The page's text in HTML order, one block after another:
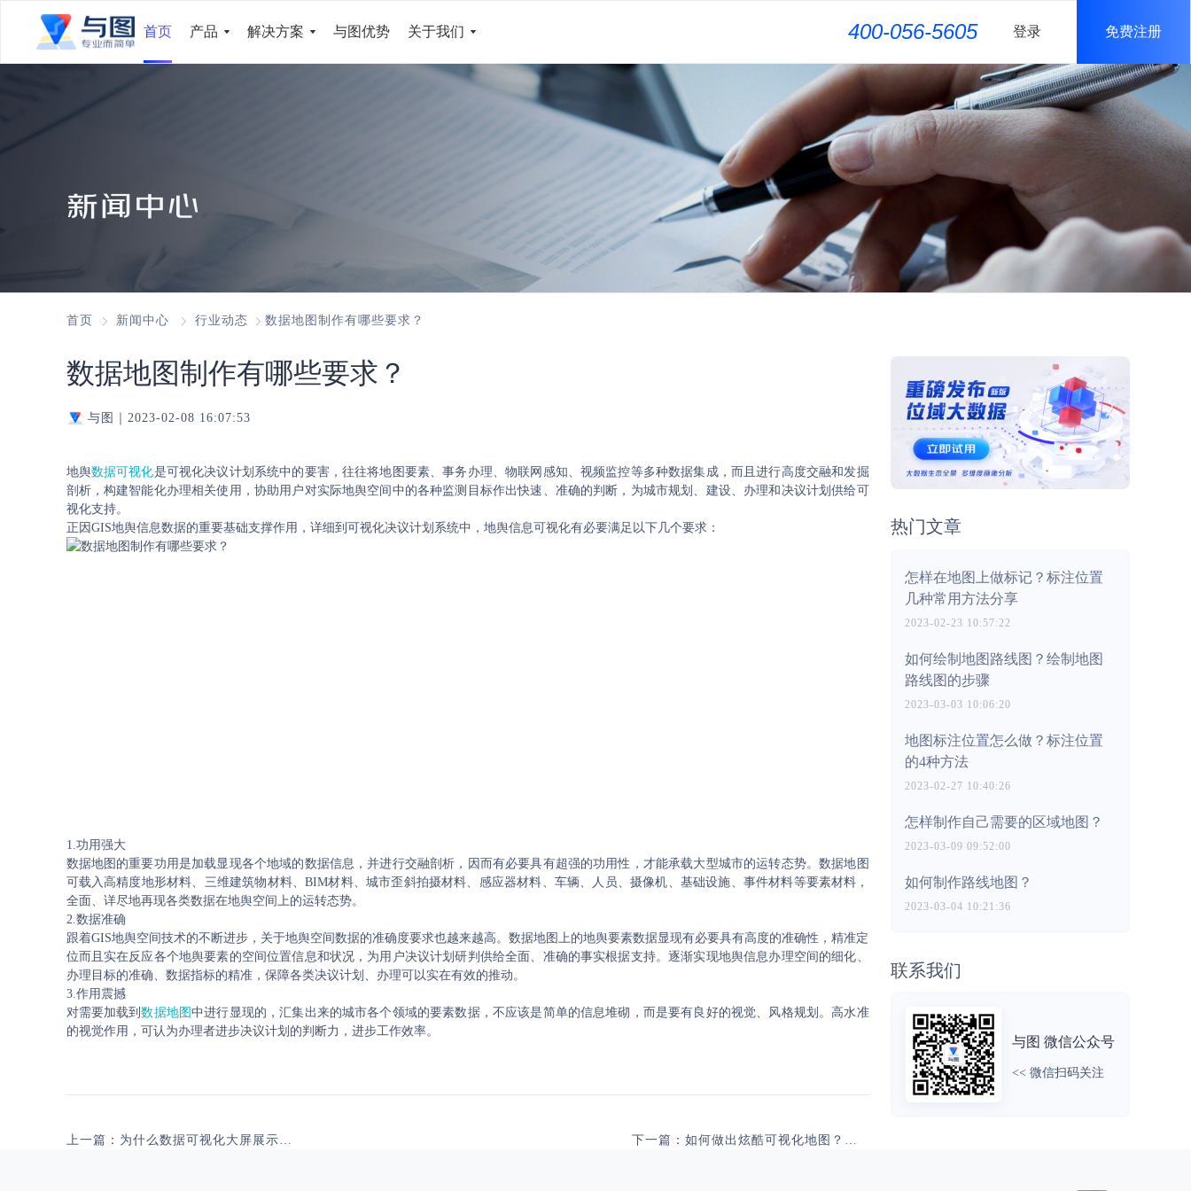
首页 产品 解决方案 与图优势 关于我们 400-056-5605 登录 免费注册
新闻中心
首页 新闻中心 行业动态 数据地图制作有哪些要求？
数据地图制作有哪些要求？
与图｜ 2023-02-08 16:07:53
地舆数据可视化是可视化决议计划系统中的要害，往往将地图要素、事务办理、物联网感知、视频监控等多种数据集成，而且进行高度交融和发掘
剖析，构建智能化办理相关使用，协助用户对实际地舆空间中的各种监测目标作出快速、准确的判断，为城市规划、建设、办理和决议计划供给可
视化支持。
正因GIS地舆信息数据的重要基础支撑作用，详细到可视化决议计划系统中，地舆信息可视化有必要满足以下几个要求：
1.功用强大
数据地图的重要功用是加载显现各个地域的数据信息，并进行交融剖析，因而有必要具有超强的功用性，才能承载大型城市的运转态势。数据地图
可载入高精度地形材料、三维建筑物材料、BIM材料、城市歪斜拍摄材料、感应器材料、车辆、人员、摄像机、基础设施、事件材料等要素材料，
全面、详尽地再现各类数据在地舆空间上的运转态势。
2.数据准确
跟着GIS地舆空间技术的不断进步，关于地舆空间数据的准确度要求也越来越高。数据地图上的地舆要素数据显现有必要具有高度的准确性，精准定
位而且实在反应各个地舆要素的空间位置信息和状况，为用户决议计划研判供给全面、准确的事实根据支持。逐渐实现地舆信息办理空间的细化、
办理目标的准确、数据指标的精准，保障各类决议计划、办理可以实在有效的推动。
3.作用震撼
对需要加载到数据地图中进行显现的，汇集出来的城市各个领域的要素数据，不应该是简单的信息堆砌，而是要有良好的视觉、风格规划。高水准
的视觉作用，可认为办理者进步决议计划的判断力，进步工作效率。
热门文章
怎样在地图上做标记？标注位置
几种常用方法分享
2023-02-23 10:57:22
如何绘制地图路线图？绘制地图
路线图的步骤
2023-03-03 10:06:20
地图标注位置怎么做？标注位置
的4种方法
2023-02-27 10:40:26
怎样制作自己需要的区域地图？
2023-03-09 09:52:00
如何制作路线地图？
2023-03-04 10:21:36
联系我们
与图 微信公众号
<< 微信扫码关注